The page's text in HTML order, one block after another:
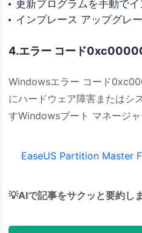
更新プログラムを手動で
インプレース アップグレ
4.エラー コード
Windowsエラー コード
にハードウェア障害またはシ
すWindowsブート マネージャ
EaseUS Partition Master
💡AIで記事をサクッと要約し